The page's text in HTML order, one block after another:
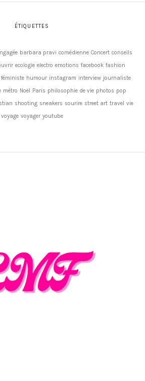
ÉTIQUETTES
barbara pravi comédienne Concert conseils
ecologie electro emotions facebook fashion
féministe humour instagram interview journaliste
métro Noël Paris philosophie de vie photos pop
shooting sneakers sourire street art travel vie
voyage voyager youtube